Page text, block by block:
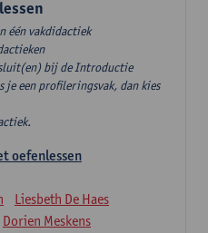
één vakdidactiek
bij de Introductie
je een profileringsvak, dan kies
oefenlessen
Liesbeth De Haes
Dorien Meskens